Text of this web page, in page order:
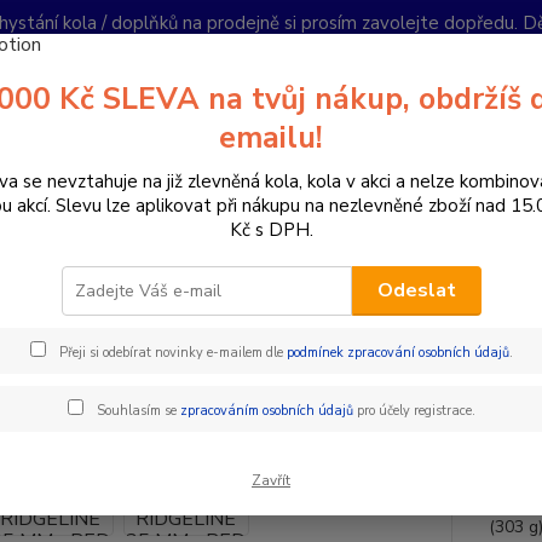
kola / doplňků na prodejně si prosím zavolejte dopředu.
Hledat
PO-
ŘIDÍTKA RIDGELINE 35 MM -
(303
Kč SLEVA na tvůj nákup, obdržíš
emailu!
se nevztahuje na již zlevněná kola, kola v akci a nelze
akcí. Slevu lze aplikovat při nákupu na nezlevněné zboží nad
Kč s DPH.
Odeslat
Přeji si odebírat novinky e-mailem dle podmínek zpracování osobních údajů.
Souhlasím se zpracováním osobních údajůpro účely registrace.
Zavřít